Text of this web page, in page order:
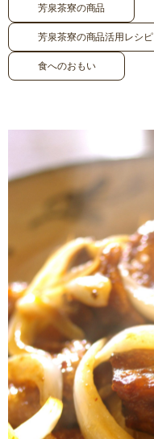
芳泉茶寮の商品
芳泉茶寮の商品活用レシピ
食へのおもい